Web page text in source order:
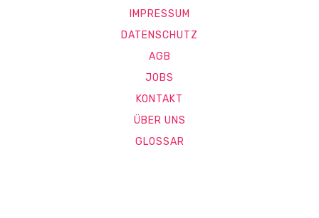
IMPRESSUM
DATENSCHUTZ
AGB
JOBS
KONTAKT
ÜBER UNS
GLOSSAR